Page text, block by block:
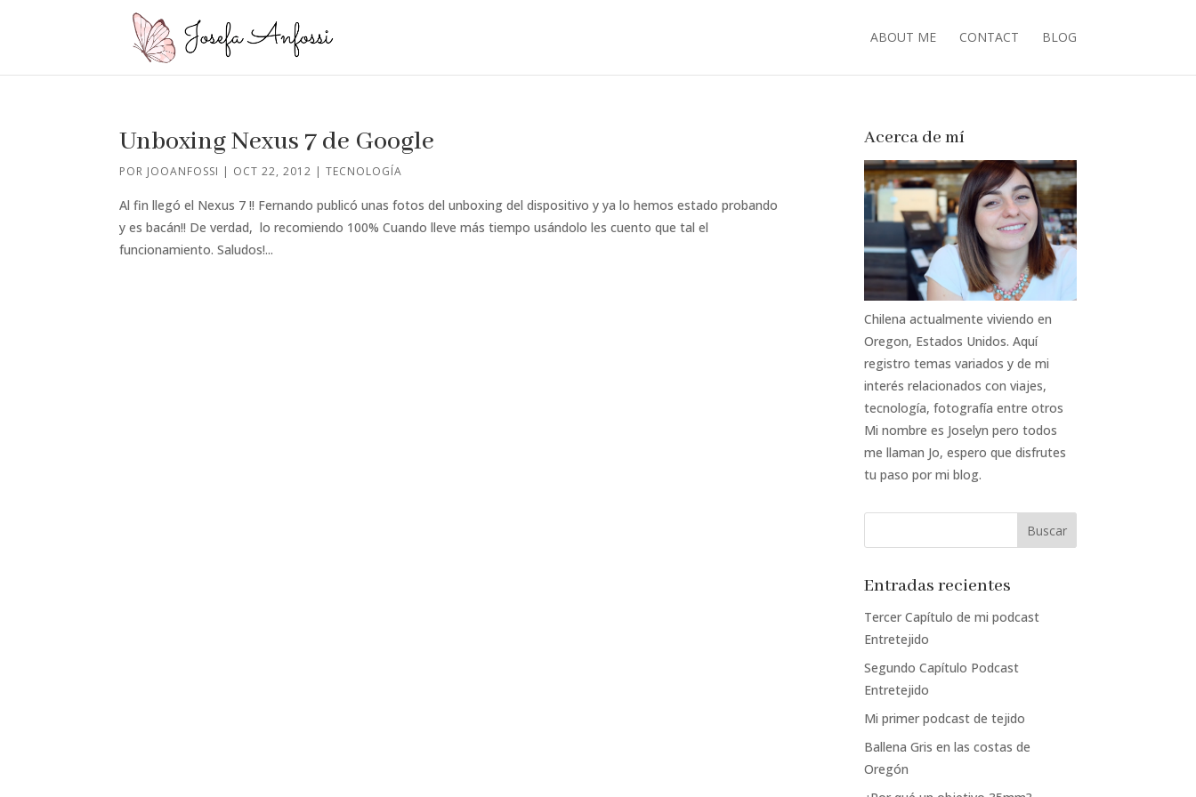
ABOUT ME CONTACT BLOG
Unboxing Nexus 7 de Google
POR JOOANFOSSI | OCT 22, 2012 |TECNOLOGÍA
Al fin llegó el Nexus 7 !! Fernando publicó unas fotos del unboxing del dispositivo y ya lo hemos estado probando
y es bacán!! De verdad, lo recomiendo 100% Cuando lleve más tiempo usándolo les cuento que tal el
funcionamiento. Saludos!...
Acerca de mí
Chilena actualmente viviendo en
Oregon, Estados Unidos. Aquí
registro temas variados y de mi
interés relacionados con viajes,
tecnología, fotografía entre otros
Mi nombre es Joselyn pero todos
me llaman Jo, espero que disfrutes
tu paso por mi blog.
Entradas recientes
Tercer Capítulo de mi podcast
Entretejido
Segundo Capítulo Podcast
Entretejido
Mi primer podcast de tejido
Ballena Gris en las costas de
Oregón